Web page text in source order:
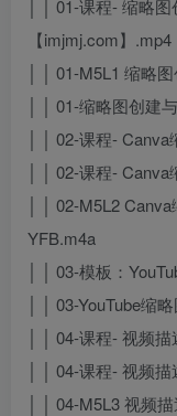
│ │ 01-课程- 缩略
【imjmj.com】.mp4
│ │ 01-M5L1 缩略
│ │ 01-缩略图创建
│ │ 02-课程-
│ │ 02-课程-
│ │ 02-M5L2
YFB.m4a
│ │ 03-模板：
│ │ 03-YouTube缩
│ │ 04-课程- 视频
│ │ 04-课程- 视频
│ │ 04-M5L3 视频